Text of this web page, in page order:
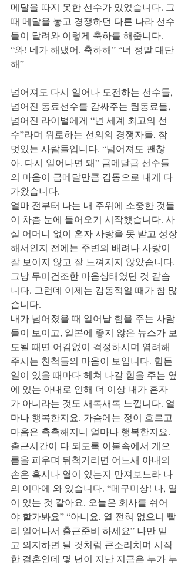
메달을 따지 못한 선수가 있었습니다. 그
때 메달을 놓고 경쟁하던 다른 나라 선수
들이 달려와 이렇게 축하를 해줍니다.
“와! 네가 해냈어. 축하해” “너 정말 대단
해”
넘어져도 다시 일어나 도전하는 선수들,
넘어진 동료선수를 감싸주는 팀동료들,
넘어진 라이벌에게 “넌 세계 최고의 선
수”라며 위로하는 선의의 경쟁자들, 참
멋있는 사람들입니다. “넘어져도 괜찮
아. 다시 일어나면 돼” 금메달급 선수들
의 마음이 금메달만큼 감동으로 내게 다
가왔습니다.
얼마 전부터 나는 내 주위에 소중한 것들
이 차츰 눈에 들어오기 시작했습니다. 사
실 어머니 없이 혼자 사랑을 못 받고 성장
해서인지 전에는 주변의 배려나 사랑이
잘 보이지 않고 잘 느껴지지 않았습니다.
그냥 무미건조한 마음상태였던 것 같습
니다. 그런데 이제는 감동적일 때가 참 많
습니다.
내가 넘어졌을 때 일어날 힘을 주는 사람
들이 보이고, 일본에 좋지 않은 뉴스가 보
도될 때면 어김없이 걱정하시며 염려해
주시는 친척들의 마음이 보입니다. 힘든
일이 있을 때마다 헤쳐 나갈 힘을 주는 옆
에 있는 아내로 인해 더 이상 내가 혼자
가 아니라는 것도 새록새록 느낍니다. 얼
마나 행복한지요. 가슴에는 정이 흐르고
마음은 촉촉해지니 얼마나 행복한지요.
출근시간이 다 되도록 이불속에서 게으
름을 피우며 뒤척거리면 어느새 아내의
손은 혹시나 열이 있는지 만져보느라 나
의 이마에 와 있습니다. “메구미상! 나, 열
이 있는 것 같아요. 오늘은 회사를 쉬어
야 할가봐요” “아니요, 열 전혀 없으니 빨
리 일어나서 출근준비 하세요” 나만 믿
고 의지하면 될 것처럼 큰소리치며 시작
한 결혼인데 몇 년이 지난 지금은 누가 누